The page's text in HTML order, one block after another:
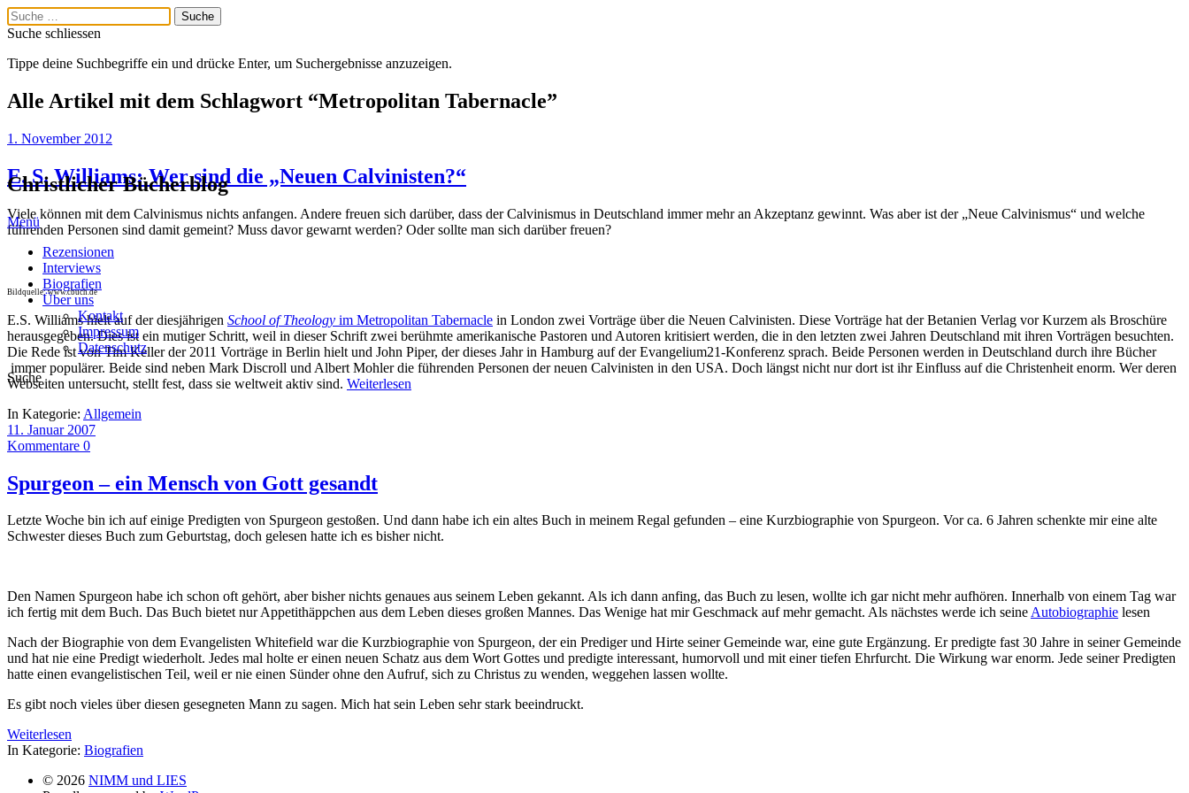
Suche schliessen
Tippe deine Suchbegriffe ein und drücke Enter, um Suchergebnisse anzuzeigen.
Christlicher Bücherblog
Menü
Rezensionen
Interviews
Biografien
Über uns
Kontakt
Impressum
Datenschutz
Suche
Alle Artikel mit dem Schlagwort “Metropolitan Tabernacle”
1. November 2012
E. S. Williams: Wer sind die „Neuen Calvinisten?“
Viele können mit dem Calvinismus nichts anfangen. Andere freuen sich darüber, dass der Calvinismus in Deutschland immer mehr an Akzeptanz gewinnt. Was aber ist der „Neue Calvinismus“ und welche
führenden Personen sind damit gemeint? Muss davor gewarnt werden? Oder sollte man sich darüber freuen?
Bild­quelle: www.cbuch.de
E.S. Williams hielt auf der diesjährigen School of Theology im Metropolitan Tabernacle in London zwei Vorträge über die Neuen Calvinisten. Diese Vorträge hat der Betanien Verlag vor Kurzem als Broschüre
herausgegeben. Dies ist ein mutiger Schritt, weil in dieser Schrift zwei berühmte amerikanische Pastoren und Autoren kritisiert werden, die in den letzten zwei Jahren Deutschland mit ihren Vorträgen besuchten.
Die Rede ist von Tim Keller der 2011 Vorträge in Berlin hielt und John Piper, der dieses Jahr in Hamburg auf der Evangelium21-Konferenz sprach. Beide Personen werden in Deutschland durch ihre Bücher
immer populärer. Beide sind neben Mark Discroll und Albert Mohler die führenden Personen der neuen Calvinisten in den USA. Doch längst nicht nur dort ist ihr Einfluss auf die Christenheit enorm. Wer deren
Webseiten untersucht, stellt fest, dass sie weltweit aktiv sind. Weiterlesen
In Kategorie: Allgemein
11. Januar 2007
Kommentare 0
Spurgeon – ein Mensch von Gott gesandt
Letzte Woche bin ich auf einige Predigten von Spurgeon gestoßen. Und dann habe ich ein altes Buch in meinem Regal gefunden – eine Kurzbiographie von Spurgeon. Vor ca. 6 Jahren schenkte mir eine alte
Schwester dieses Buch zum Geburtstag, doch gelesen hatte ich es bisher nicht.
Den Namen Spurgeon habe ich schon oft gehört, aber bisher nichts genaues aus seinem Leben gekannt. Als ich dann anfing, das Buch zu lesen, wollte ich gar nicht mehr aufhören. Innerhalb von einem Tag war
ich fertig mit dem Buch. Das Buch bietet nur Appetithäppchen aus dem Leben dieses großen Mannes. Das Wenige hat mir Geschmack auf mehr gemacht. Als nächstes werde ich seineAutobiographie lesen
Nach der Biographie von dem Evangelisten Whitefield war die Kurzbiographie von Spurgeon, der ein Prediger und Hirte seiner Gemeinde war, eine gute Ergänzung. Er predigte fast 30 Jahre in seiner Gemeinde
und hat nie eine Predigt wiederholt. Jedes mal holte er einen neuen Schatz aus dem Wort Gottes und predigte interessant, humorvoll und mit einer tiefen Ehrfurcht. Die Wirkung war enorm. Jede seiner Predigten
hatte einen evangelistischen Teil, weil er nie einen Sünder ohne den Aufruf, sich zu Christus zu wenden, weggehen lassen wollte.
Es gibt noch vieles über diesen gesegneten Mann zu sagen. Mich hat sein Leben sehr stark beeindruckt.
Weiterlesen
In Kategorie: Biografien
© 2026 NIMM und LIES